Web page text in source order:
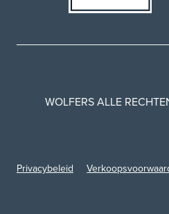
WOLFERS ALLE
Privacybeleid